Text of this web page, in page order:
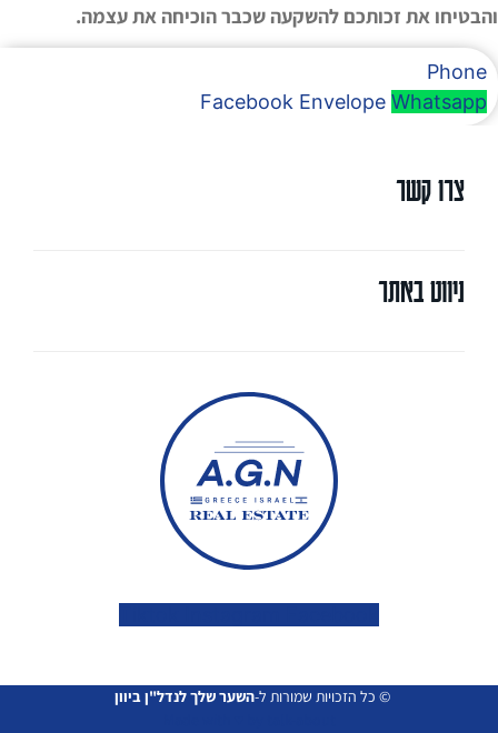
והבטיחו את זכותכם להשקעה שכבר הוכיחה את עצמה.
Phone
Facebook Envelope Whatsapp
צרו קשר
0733-402-040
office@agn-realestate.co.il
מדיניות פרטיות
ניווט באתר
© כל הזכויות שמורות ל-השער שלך לנדל"ן ביוון